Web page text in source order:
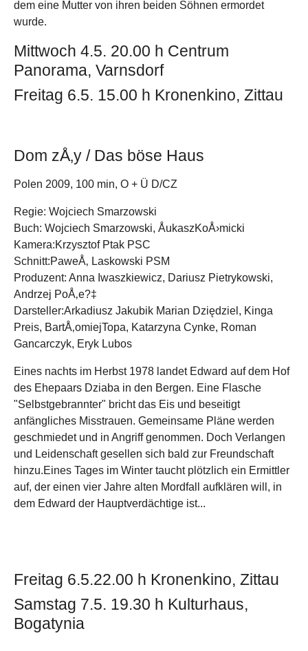
dem eine Mutter von ihren beiden Söhnen ermordet
wurde.
Mittwoch 4.5. 20.00 h Centrum
Panorama, Varnsdorf
Freitag 6.5. 15.00 h Kronenkino, Zittau
Dom zÅ‚y / Das böse Haus
Polen 2009, 100 min, O + Ü D/CZ
Regie: Wojciech Smarzowski
Buch: Wojciech Smarzowski, ÅukaszKoÅ›micki
Kamera:Krzysztof Ptak PSC
Schnitt:PaweÅ‚ Laskowski PSM
Produzent: Anna Iwaszkiewicz, Dariusz Pietrykowski,
Andrzej PoÅ‚e?‡
Darsteller:Arkadiusz Jakubik Marian Dziędziel, Kinga
Preis, BartÅ‚omiejTopa, Katarzyna Cynke, Roman
Gancarczyk, Eryk Lubos
Eines nachts im Herbst 1978 landet Edward auf dem Hof
des Ehepaars Dziaba in den Bergen. Eine Flasche
"Selbstgebrannter" bricht das Eis und beseitigt
anfängliches Misstrauen. Gemeinsame Pläne werden
geschmiedet und in Angriff genommen. Doch Verlangen
und Leidenschaft gesellen sich bald zur Freundschaft
hinzu.Eines Tages im Winter taucht plötzlich ein Ermittler
auf, der einen vier Jahre alten Mordfall aufklären will, in
dem Edward der Hauptverdächtige ist...
Freitag 6.5.22.00 h Kronenkino, Zittau
Samstag 7.5. 19.30 h Kulturhaus,
Bogatynia